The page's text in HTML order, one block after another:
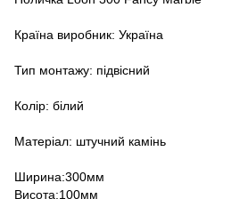
Країна виробник: Україна
Тип монтажу: підвісний
Колір: білий
Матеріал: штучний камінь
Ширина:300мм
Висота:100мм